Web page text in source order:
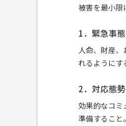
被害を最小限
1．緊急事
人命、財産
れるようにす
2．対応態
効果的なコミ
準備すること。